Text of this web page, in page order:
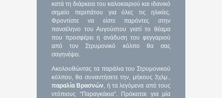
κατά τη διάρκεια του καλοκαιριού και ιδανικό
σημείο περιπάτου για όλες τις ηλικίες.
Φροντίστε να είστε παρόντες στην
πανσέληνο του Αυγούστου γιατί το θέαμα
που προσφέρει η ανάδυση του φεγγαριού
από τον Στρυμονικό κόλπο θα σας
σαγηνέψει.
Ακολουθώντας τα παράλια του Στρυμονικού
κόλπου, θα συναντήσετε την, μήκους 3χλμ.,
παραλία Βρασνών, ή τα λεγόμενα από τους
ντόπιους “Παραγκάκια”. Πρόκειται για μία